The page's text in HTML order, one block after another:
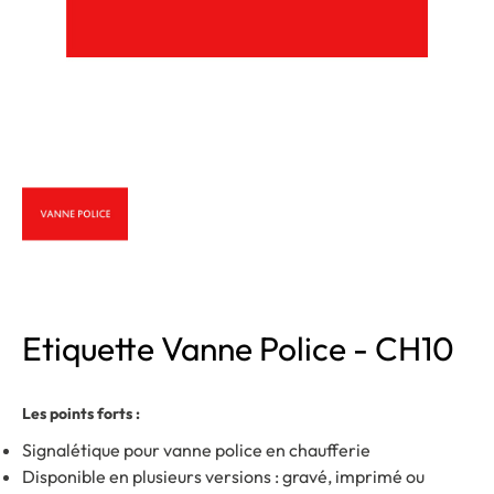
Etiquette Vanne Police - CH10
Les points forts :
Signalétique pour vanne police en chaufferie
Disponible en plusieurs versions : gravé, imprimé ou